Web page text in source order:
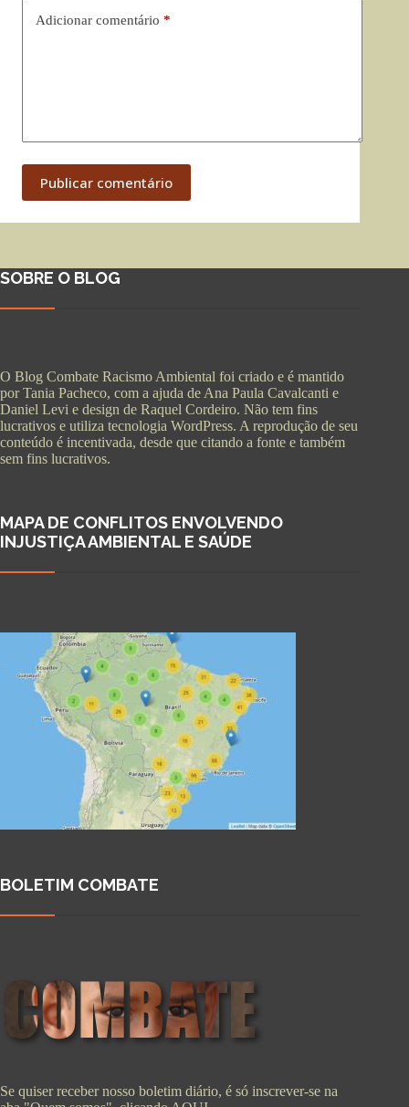
Adicionar comentário *
Publicar comentário
SOBRE O BLOG
O Blog Combate Racismo Ambiental foi criado e é mantido
por Tania Pacheco, com a ajuda de Ana Paula Cavalcanti e
Daniel Levi e design de Raquel Cordeiro. Não tem fins
lucrativos e utiliza tecnologia WordPress. A reprodução de seu
conteúdo é incentivada, desde que citando a fonte e também
sem fins lucrativos.
MAPA DE CONFLITOS ENVOLVENDO
INJUSTIÇA AMBIENTAL E SAÚDE
BOLETIM COMBATE
Se quiser receber nosso boletim diário, é só inscrever-se na